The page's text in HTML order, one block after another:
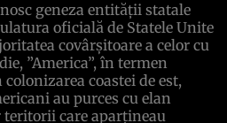
geneza entităţii statale
oficială de Statele Unite
covârşitoare a celor cu
”America”, în termen
coastei de est,
au purces cu elan
care aparţineau